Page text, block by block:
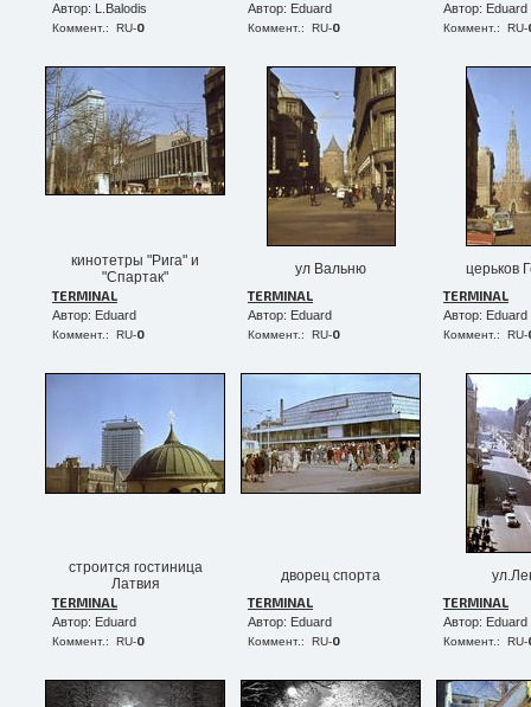
Автор: L.Balodis
Коммент.: RU-0
Автор: Eduard
Коммент.: RU-0
Автор: Eduard
Коммент.: RU-
кинотетры "Рига" и
"Спартак"
ул Вальню церьков
TERMINAL
Автор: Eduard
Коммент.: RU-0
TERMINAL
Автор: Eduard
Коммент.: RU-0
TERMINAL
Автор: Eduard
Коммент.: RU-
строится гостиница
Латвия
дворец спорта
TERMINAL
Автор: Eduard
Коммент.: RU-0
TERMINAL
Автор: Eduard
Коммент.: RU-0
TERMINAL
Автор: Eduard
Коммент.: RU-